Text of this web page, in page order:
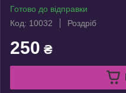
Готово до відправки
Код: 10032
Роздріб
250 ₴